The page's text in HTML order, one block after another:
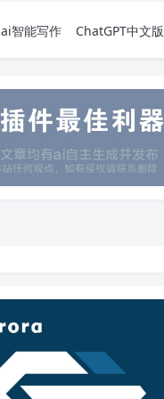
ai智能写作 ChatGPT中文版